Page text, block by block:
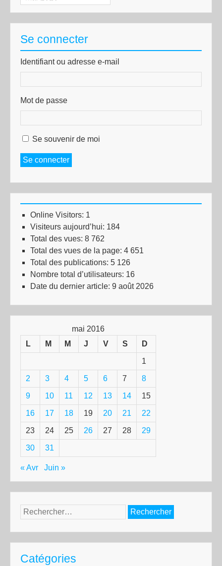
Se connecter
Identifiant ou adresse e-mail
Mot de passe
Se souvenir de moi
Se connecter
Online Visitors: 1
Visiteurs aujourd’hui: 184
Total des vues: 8 762
Total des vues de la page: 4 651
Total des publications: 5 126
Nombre total d’utilisateurs: 16
Date du dernier article: 9 août 2026
mai 2016
L
M M J V S D
1
2 3 4 5 6 7 8
9 10 11 12 13 14 15
16 17 18 19 20 21 22
23 24 25 26 27 28 29
30 31
« Avr Juin »
Rechercher :
Catégories